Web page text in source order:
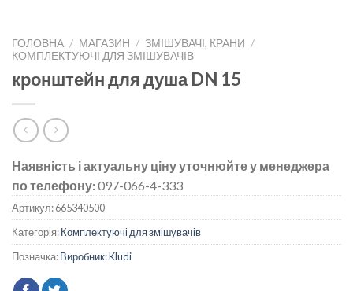
ГОЛОВНА / МАГАЗИН / ЗМІШУВАЧІ, КРАНИ /
КОМПЛЕКТУЮЧІ ДЛЯ ЗМІШУВАЧІВ
кронштейн для душа DN 15
Наявність і актуальну ціну уточнюйте у менеджера
по телефону:097-066-4-333
Артикул:665340500
Категорія:Комплектуючі для змішувачів
Позначка:Виробник: Kludi